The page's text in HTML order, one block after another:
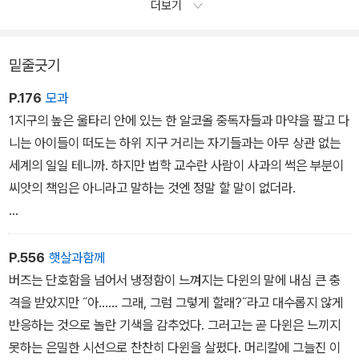
더보기
밑줄긋기
P.176 모과
1지구의 높은 울타리 안에 있는 한 알코올 중독자들과 마약을 팔고 다
니는 아이들이 떠도는 하위 지구 거리는 자기들과는 아무 상관 없는
세계의 일일 테니까. 하지만 법학 교수란 사람이 사과의 썩은 부분이
씨앗의 책임은 아니라고 말하는 것엔 정말 할 말이 없더라.
그만한 지위에 있는 사람이 네다섯 시간 거리에서 벌어지는 현실을
모르다는 건 정상참작의 사유가 아니라 가중처벌의 사유 아니야? 개
선할 능력이 있으면서도 의도적으로 외면하고 방치해서 더 나빠지도
록 조장하는 셈이니까. 물론 우리 역시 그 죄에서 자유롭진 않을테고.
다윈, 1지구 사람들은 다 죄인이야. 난 우리에게 우리가 가진 땅만큼
의 원죄가 있다고 생각해.
P.556 햇살과함께
버즈는 단호함을 넘어서 냉정함이 느껴지는 다윈의 말에 내심 큰 충
격을 받았지만 ˝아...... 그래, 그럼 그렇게 할래?˝라고 대수롭지 않게
반응하는 것으로 놀란 기색을 감추었다. 그러고는 곧 다윈은 느끼지
못하는 은밀한 시선으로 찬찬히 다윈을 살폈다. 머리칼에 그늘진 이